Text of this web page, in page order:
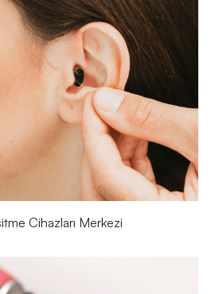
Cihazları Merkezi